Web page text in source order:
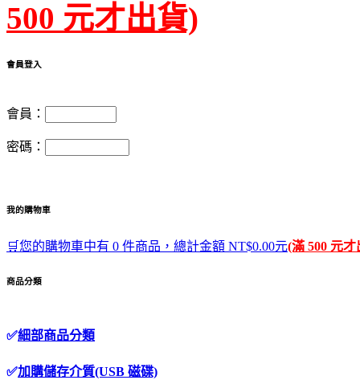
500 元才出貨)
會員登入
會員：
密碼：
我的購物車
🛒您的購物車中有 0 件商品，總計金額 NT$0.00元(滿 500 元才
商品分類
✅細部商品分類
✅加購儲存介質(USB 磁碟)